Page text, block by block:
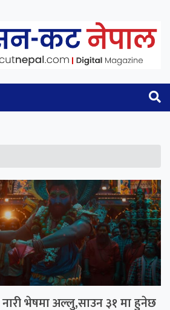
नारी भेषमा अल्लु,साउन ३१ मा हुनेछ